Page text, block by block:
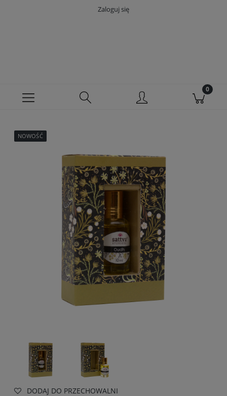
Zaloguj się
NOWOŚĆ
DODAJ DO PRZECHOWALNI